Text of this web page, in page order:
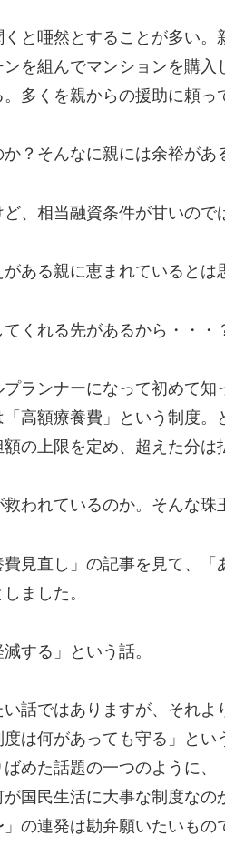
と唖然とすることが多い。
を組んでマンションを購
多くを親からの援助に頼っ
？そんなに親には余裕があ
、相当融資条件が甘いので
ある親に恵まれているとは
くれる先があるから・・・
ランナーになって初めて知
高額療養費」という制度。
の上限を定め、超えた分は
われているのか。そんな珠
見直し」の記事を見て、「
ました。
する」という話。
話ではありますが、それ
は何があっても守る」とい
めた話題の一つのように
国民生活に大事な制度な
の連発は勘弁願いたいもの